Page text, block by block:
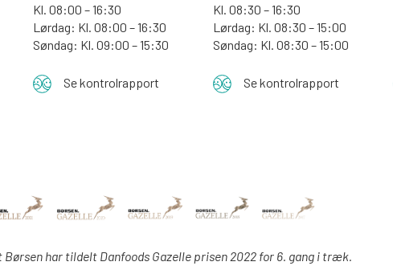
Kl. 08:00 – 16:30
Lørdag: Kl. 08:00 – 16:30
Søndag: Kl. 09:00 – 15:30
Se kontrolrapport
Kl. 08:30 – 16:30
Lørdag: Kl. 08:30 – 15:00
Søndag: Kl. 08:30 – 15:00
Se kontrolrapport
Børsen har tildelt Danfoods Gazelle prisen 2022 for 6. gang i træk.